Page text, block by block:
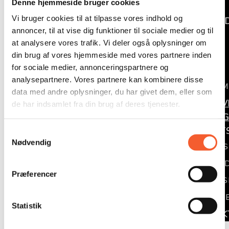
Denne hjemmeside bruger cookies
Vi bruger cookies til at tilpasse vores indhold og
annoncer, til at vise dig funktioner til sociale medier og til
at analysere vores trafik. Vi deler også oplysninger om
din brug af vores hjemmeside med vores partnere inden
for sociale medier, annonceringspartnere og
analysepartnere. Vores partnere kan kombinere disse
data med andre oplysninger, du har givet dem, eller som
de har indsamlet fra din brug af deres tjenester.
Nødvendig
Præferencer
Statistik
TUR
FORT
KALK
TUR
OM
OM OS